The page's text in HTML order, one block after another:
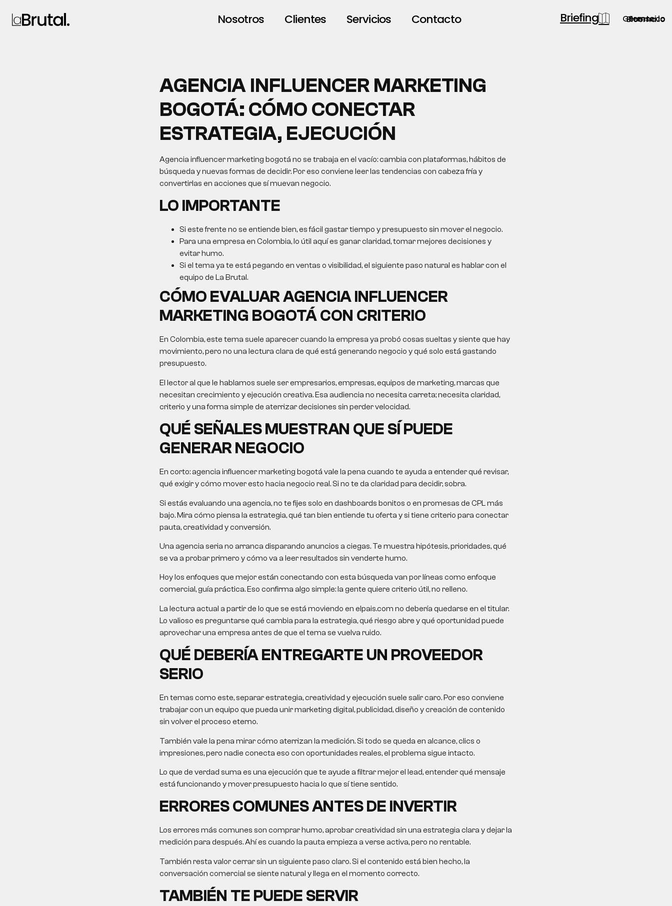
Nosotros Clientes Servicios Contacto Briefing Blooma.io
Semsei.io
Gerente.co
AGENCIA INFLUENCER MARKETING
BOGOTÁ: CÓMO CONECTAR
ESTRATEGIA, EJECUCIÓN
Agencia influencer marketing bogotá no se trabaja en el vacío: cambia con plataformas, hábitos de
búsqueda y nuevas formas de decidir. Por eso conviene leer las tendencias con cabeza fría y
convertirlas en acciones que sí muevan negocio.
LO IMPORTANTE
Si este frente no se entiende bien, es fácil gastar tiempo y presupuesto sin mover el negocio.
Para una empresa en Colombia, lo útil aquí es ganar claridad, tomar mejores decisiones y
evitar humo.
Si el tema ya te está pegando en ventas o visibilidad, el siguiente paso natural es hablar con el
equipo de La Brutal.
CÓMO EVALUARAGENCIA INFLUENCER
MARKETING BOGOTÁCON CRITERIO
En Colombia, este tema suele aparecer cuando la empresa ya probó cosas sueltas y siente que hay
movimiento, pero no una lectura clara de qué está generando negocio y qué solo está gastando
presupuesto.
El lector al que le hablamos suele ser empresarios, empresas, equipos de marketing, marcas que
necesitan crecimiento y ejecución creativa. Esa audiencia no necesita carreta; necesita claridad,
criterio y una forma simple de aterrizar decisiones sin perder velocidad.
QUÉ SEÑALES MUESTRAN QUE SÍ PUEDE
GENERAR NEGOCIO
En corto: agencia influencer marketing bogotá vale la pena cuando te ayuda a entender qué revisar,
qué exigir y cómo mover esto hacia negocio real. Si no te da claridad para decidir, sobra.
Si estás evaluando una agencia, no te fijes solo en dashboards bonitos o en promesas de CPL más
bajo. Mira cómo piensa la estrategia, qué tan bien entiende tu oferta y si tiene criterio para conectar
pauta, creatividad y conversión.
Una agencia seria no arranca disparando anuncios a ciegas. Te muestra hipótesis, prioridades, qué
se va a probar primero y cómo va a leer resultados sin venderte humo.
Hoy los enfoques que mejor están conectando con esta búsqueda van por líneas como enfoque
comercial, guía práctica. Eso confirma algo simple: la gente quiere criterio útil, no relleno.
La lectura actual a partir de lo que se está moviendo en elpais.com no debería quedarse en el titular.
Lo valioso es preguntarse qué cambia para la estrategia, qué riesgo abre y qué oportunidad puede
aprovechar una empresa antes de que el tema se vuelva ruido.
QUÉ DEBERÍA ENTREGARTE UN PROVEEDOR
SERIO
En temas como este, separar estrategia, creatividad y ejecución suele salir caro. Por eso conviene
trabajar con un equipo que pueda unir marketing digital, publicidad, diseño y creación de contenido
sin volver el proceso eterno.
También vale la pena mirar cómo aterrizan la medición. Si todo se queda en alcance, clics o
impresiones, pero nadie conecta eso con oportunidades reales, el problema sigue intacto.
Lo que de verdad suma es una ejecución que te ayude a filtrar mejor el lead, entender qué mensaje
está funcionando y mover presupuesto hacia lo que sí tiene sentido.
ERRORES COMUNES ANTES DE INVERTIR
Los errores más comunes son comprar humo, aprobar creatividad sin una estrategia clara y dejar la
medición para después. Ahí es cuando la pauta empieza a verse activa, pero no rentable.
También resta valor cerrar sin un siguiente paso claro. Si el contenido está bien hecho, la
conversación comercial se siente natural y llega en el momento correcto.
TAMBIÉN TE PUEDE SERVIR